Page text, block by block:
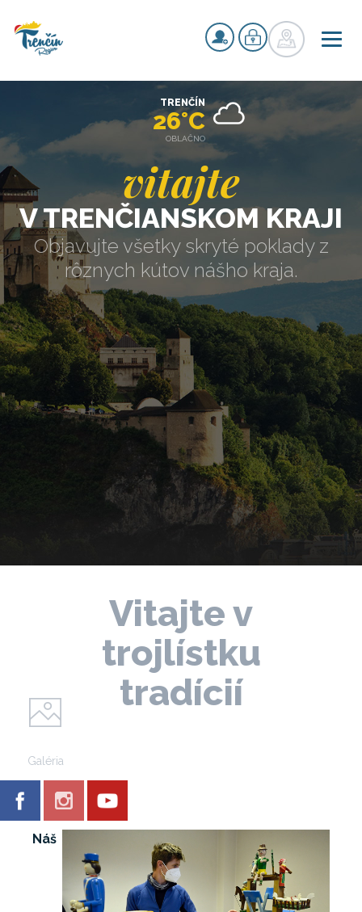
vitajte
V TRENČIANSKOM KRAJI
Objavujte všetky skryté poklady z
rôznych kútov nášho kraja.
TRENČÍN
26°C
OBLAČNO
Vitajte v
trojlístku
tradícií
Galéria
Náš